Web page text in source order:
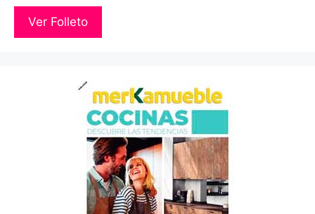
Ver Folleto